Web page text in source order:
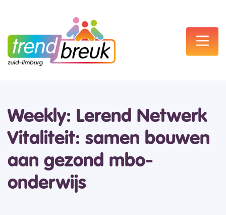
Weekly: Lerend Netwerk
Vitaliteit: samen bouwen
aan gezond mbo-
onderwijs